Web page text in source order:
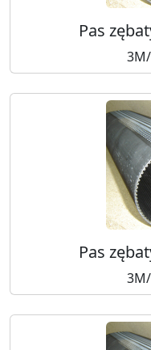
Pas
Pas